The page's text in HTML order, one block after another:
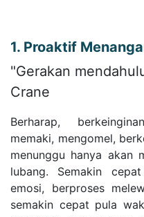
1. Proaktif
"Gerakan
Crane
Berharap,
memaki, mengomel,
menunggu hanya akan
lubang. Semakin
emosi, berproses
semakin cepat pula